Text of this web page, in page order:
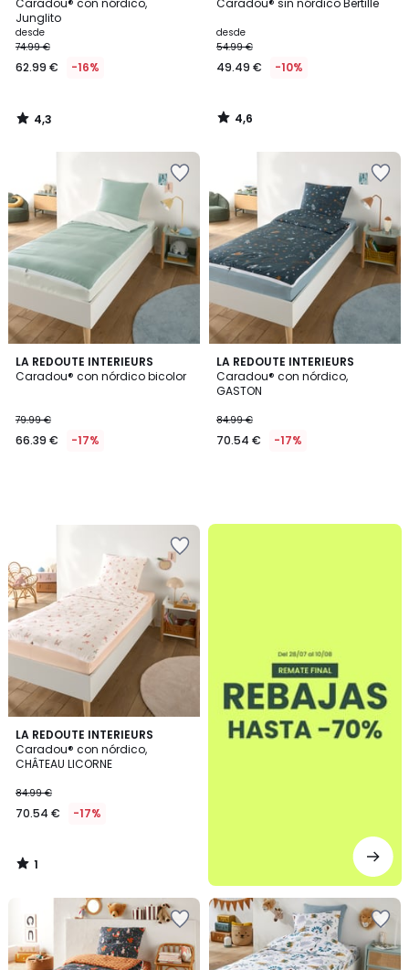
Caradou® con nórdico,
Junglito
Precio
a
partir
62.99
€
74.99
€
16%
descuento
aplicado.
desde
74.99 €
62.99 € -16%
4,3
/
Caradou® sin nórdico Bertille
desde
54.99 €
49.49 € -10%
4,6
/
LA REDOUTE INTERIEURS
Caradou® con nórdico bicolor
79.99 €
66.39 € -17%
LA REDOUTE INTERIEURS
Caradou® con nórdico,
GASTON
84.99 €
70.54 € -17%
LA REDOUTE INTERIEURS
Caradou® con nórdico,
CHÂTEAU LICORNE
84.99 €
70.54 € -17%
1
/
5
1
/
.